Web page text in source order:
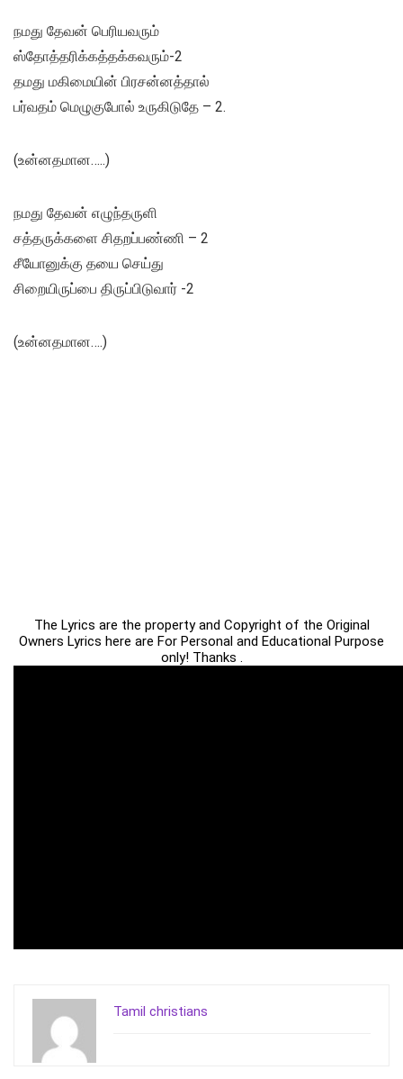
நமது தேவன் பெரியவரும்
ஸ்தோத்தரிக்கத்தக்கவரும்-2
தமது மகிமையின் பிரசன்னத்தால்
பர்வதம் மெழுகுபோல் உருகிடுதே – 2.
(உன்னதமான…..)
நமது தேவன் எழுந்தருளி
சத்தருக்களை சிதறப்பண்ணி – 2
சீயோனுக்கு தயை செய்து
சிறையிருப்பை திருப்பிடுவார் -2
(உன்னதமான….)
The Lyrics are the property and Copyright of the Original
Owners Lyrics here are For Personal and Educational Purpose
only! Thanks .
Tamil christians